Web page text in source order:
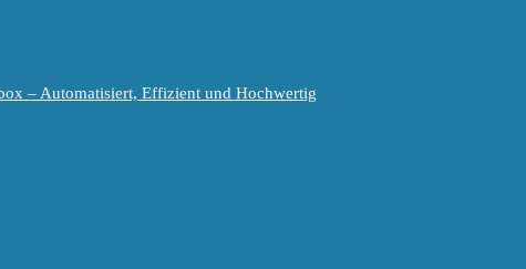
– Automatisiert, Effizient und Hochwertig